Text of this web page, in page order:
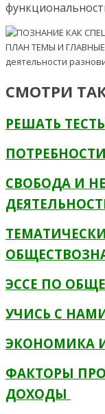
СМОТРИ
РЕШАТЬ
СВОБОДА И
ЭССЕ ПО
УЧИСЬ С
ЭКОНОМИКА
ФАКТОРЫ
ДОХОДЫ